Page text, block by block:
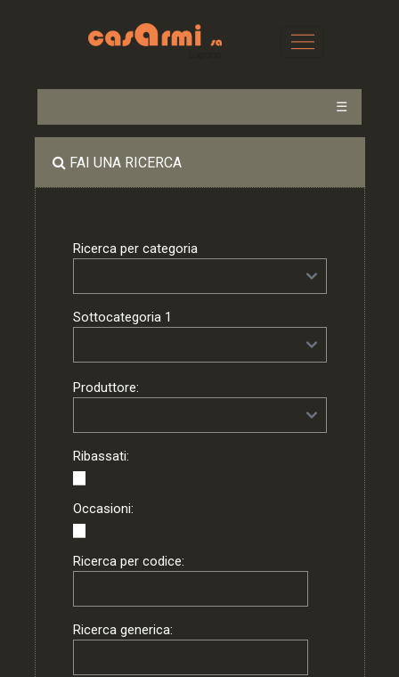
☰
FAI UNA RICERCA
Ricerca per categoria
Sottocategoria 1
Produttore:
Ribassati:
Occasioni:
Ricerca per codice:
Ricerca generica: